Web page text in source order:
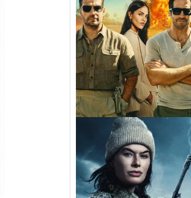
Na Zona Cinzenta Torrent
(2026) WEB-DL 1080p/4K
Dual Áudio